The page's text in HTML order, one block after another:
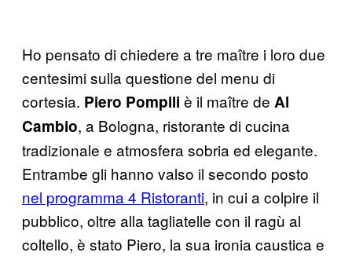
Ho pensato di chiedere a tre maître i loro due
centesimi sulla questione del menu di
cortesia. Piero Pompili è il maître de Al
Cambio, a Bologna, ristorante di cucina
tradizionale e atmosfera sobria ed elegante.
Entrambe gli hanno valso il secondo posto
nel programma 4 Ristoranti, in cui a colpire il
pubblico, oltre alla tagliatelle con il ragù al
coltello, è stato Piero, la sua ironia caustica e